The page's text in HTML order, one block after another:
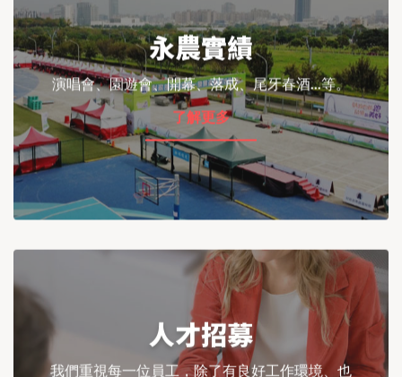
永農實績
演唱會、園遊會、開幕、落成、尾牙春酒...等。
了解更多
人才招募
我們重視每一位員工，除了有良好工作環境、也